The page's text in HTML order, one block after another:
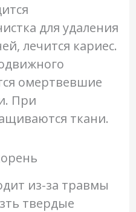
для удаления
лечится кариес.
омертвевшие
При
ткани.
из-за травмы
твердые